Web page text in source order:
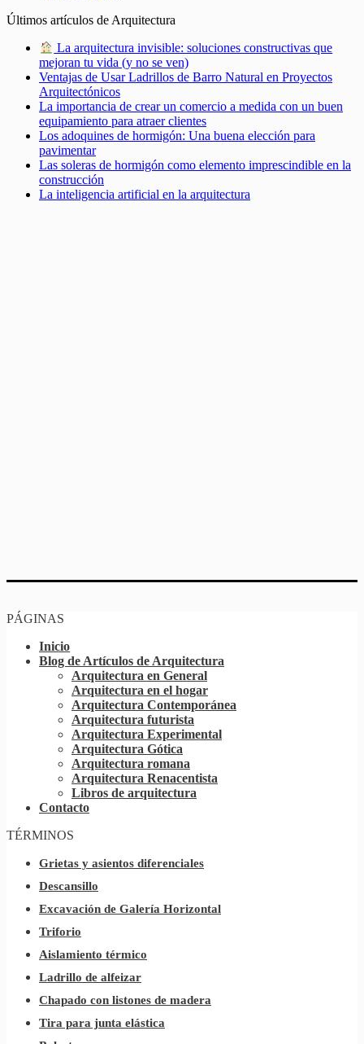
Últimos artículos de Arquitectura
La arquitectura invisible: soluciones constructivas que
mejoran tu vida (y no se ven)
Ventajas de Usar Ladrillos de Barro Natural en Proyectos
Arquitectónicos
La importancia de crear un comercio a medida con un buen
equipamiento para atraer clientes
Los adoquines de hormigón: Una buena elección para
pavimentar
Las soleras de hormigón como elemento imprescindible en la
construcción
La inteligencia artificial en la arquitectura
PÁGINAS
Inicio
Blog de Artículos de Arquitectura
Arquitectura en General
Arquitectura en el hogar
Arquitectura Contemporánea
Arquitectura futurista
Arquitectura Experimental
Arquitectura Gótica
Arquitectura romana
Arquitectura Renacentista
Libros de arquitectura
Contacto
TÉRMINOS
Grietas y asientos diferenciales
Descansillo
Excavación de Galería Horizontal
Triforio
Aislamiento térmico
Ladrillo de alfeizar
Chapado con listones de madera
Tira para junta elástica